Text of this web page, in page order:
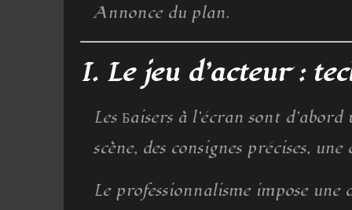
Annonce du plan.
I. Le jeu d’acteur :
Les Бaisers à l’écran sont
scène, des consignes précises,
Le professionnalisme impose